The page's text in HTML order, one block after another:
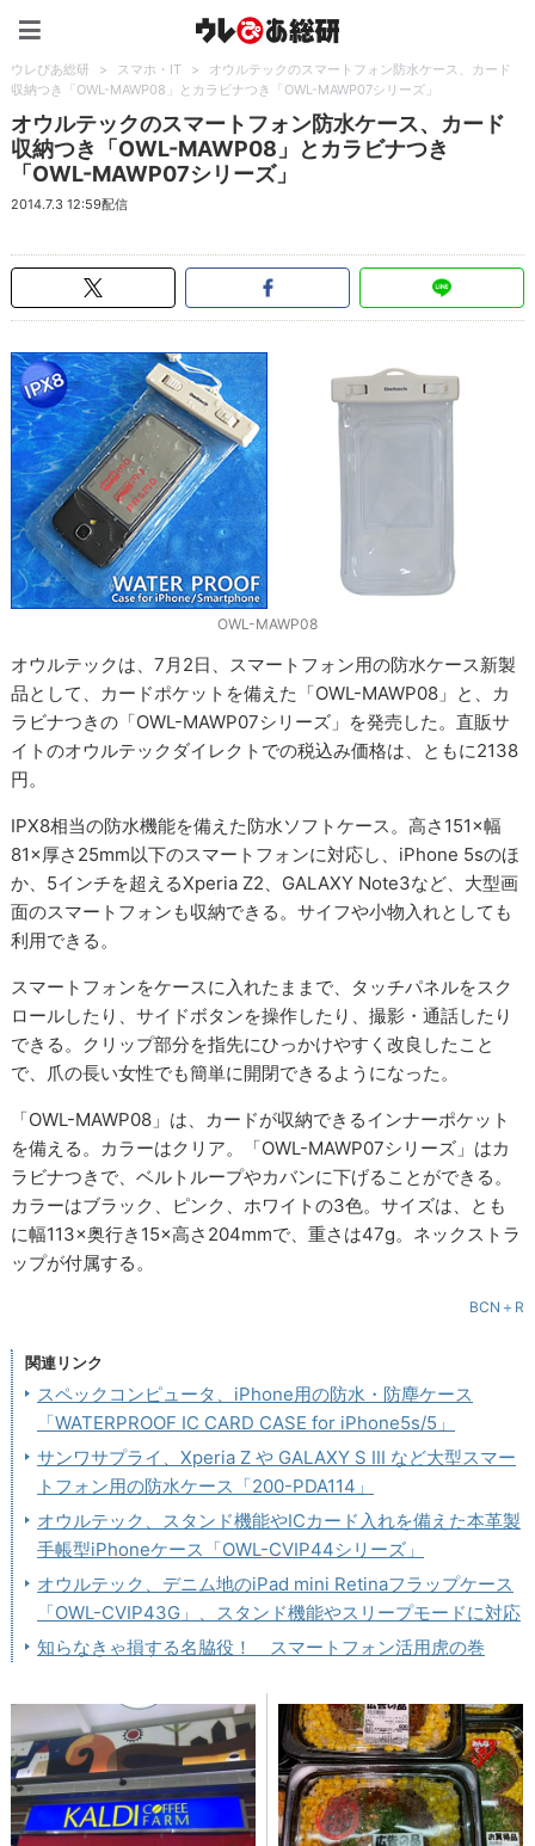
ウレぴあ総研 > スマホ・IT >
オウルテックのスマートフォン防水ケース、カード
収納つき「OWL-MAWP08」とカラビナつき「OWL-MAWP07シリーズ」
オウルテックのスマートフォン防水ケース、カード
収納つき「OWL-MAWP08」とカラビナつき
「OWL-MAWP07シリーズ」
2014.7.3 12:59配信
OWL-MAWP08
オウルテックは、7月2日、スマートフォン用の防水ケース新製
品として、カードポケットを備えた「OWL-MAWP08」と、カ
ラビナつきの「OWL-MAWP07シリーズ」を発売した。直販サ
イトのオウルテックダイレクトでの税込み価格は、ともに2138
円。
IPX8相当の防水機能を備えた防水ソフトケース。高さ151×幅
81×厚さ25mm以下のスマートフォンに対応し、iPhone 5sのほ
か、5インチを超えるXperia Z2、GALAXY Note3など、大型画
面のスマートフォンも収納できる。サイフや小物入れとしても
利用できる。
スマートフォンをケースに入れたままで、タッチパネルをスク
ロールしたり、サイドボタンを操作したり、撮影・通話したり
できる。クリップ部分を指先にひっかけやすく改良したこと
で、爪の長い女性でも簡単に開閉できるようになった。
「OWL-MAWP08」は、カードが収納できるインナーポケット
を備える。カラーはクリア。「OWL-MAWP07シリーズ」はカ
ラビナつきで、ベルトループやカバンに下げることができる。
カラーはブラック、ピンク、ホワイトの3色。サイズは、とも
に幅113×奥行き15×高さ204mmで、重さは47g。ネックストラ
ップが付属する。
BCN＋R
関連リンク
スペックコンピュータ、iPhone用の防水・防塵ケース
「WATERPROOF IC CARD CASE for iPhone5s/5」
サンワサプライ、Xperia Z や GALAXY S III など大型スマー
トフォン用の防水ケース「200-PDA114」
オウルテック、スタンド機能やICカード入れを備えた本革製
手帳型iPhoneケース「OWL-CVIP44シリーズ」
オウルテック、デニム地のiPad mini Retinaフラップケース
「OWL-CVIP43G」、スタンド機能やスリープモードに対応
知らなきゃ損する名脇役！ スマートフォン活用虎の巻